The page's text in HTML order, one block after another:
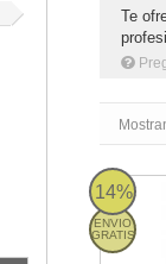
Te
14%
ENVIO
GRATIS